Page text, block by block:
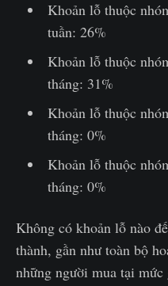
Khoản lỗ thuộc
tuần: 26%
Khoản lỗ thuộc
tháng: 31%
Khoản lỗ thuộc
tháng: 0%
Khoản lỗ thuộc
tháng: 0%
Không có khoản lỗ nào
thành, gần như toàn bộ
những người mua tại